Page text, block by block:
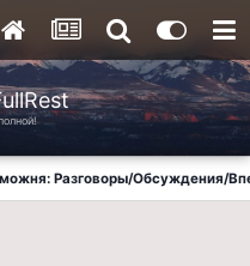
Разговоры/Обсуждения/